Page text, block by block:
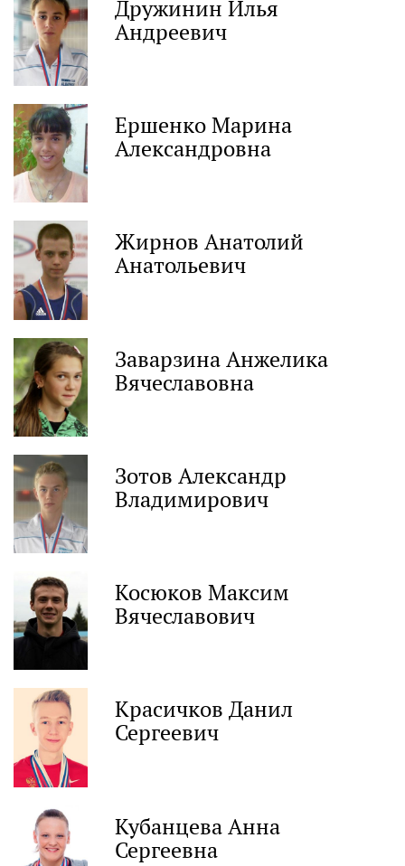
Дружинин Илья
Андреевич
Ершенко Марина
Александровна
Жирнов Анатолий
Анатольевич
Заварзина Анжелика
Вячеславовна
Зотов Александр
Владимирович
Косюков Максим
Вячеславович
Красичков Данил
Сергеевич
Кубанцева Анна
Сергеевна